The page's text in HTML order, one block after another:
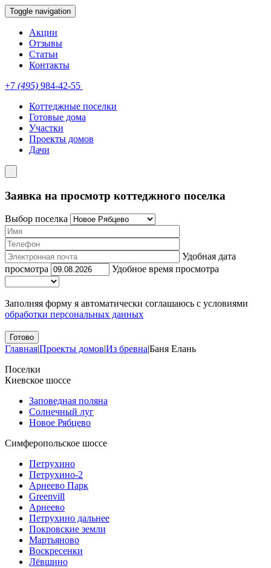
Toggle navigation
Акции
Отзывы
Статьи
Контакты
+7 (495) 984-42-55
Коттеджные поселки
Готовые дома
Участки
Проекты домов
Дачи
Заявка на просмотр коттеджного поселка
Выбор поселка
Удобная дата
просмотра
Удобное время просмотра
Заполняя форму я автоматически соглашаюсь с условиями
обработки персональных данных
Главная|Проекты домов|Из бревна|Баня Елань
Поселки
Киевское шоссе
Заповедная поляна
Солнечный луг
Новое Рябцево
Симферопольское шоссе
Петрухино
Петрухино-2
Арнеево Парк
Greenvill
Арнеево
Петрухино дальнее
Покровские земли
Мартьяново
Воскресенки
Лёвшино